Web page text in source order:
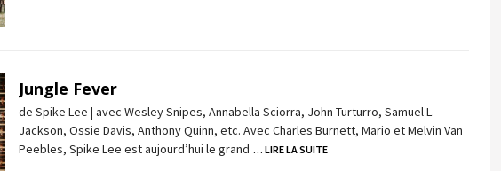
Jungle Fever
de Spike Lee | avec Wesley Snipes, Annabella Sciorra, John Turturro, Samuel L.
Jackson, Ossie Davis, Anthony Quinn, etc. Avec Charles Burnett, Mario et Melvin Van
Peebles, Spike Lee est aujourd’hui le grand … LIRE LA SUITE